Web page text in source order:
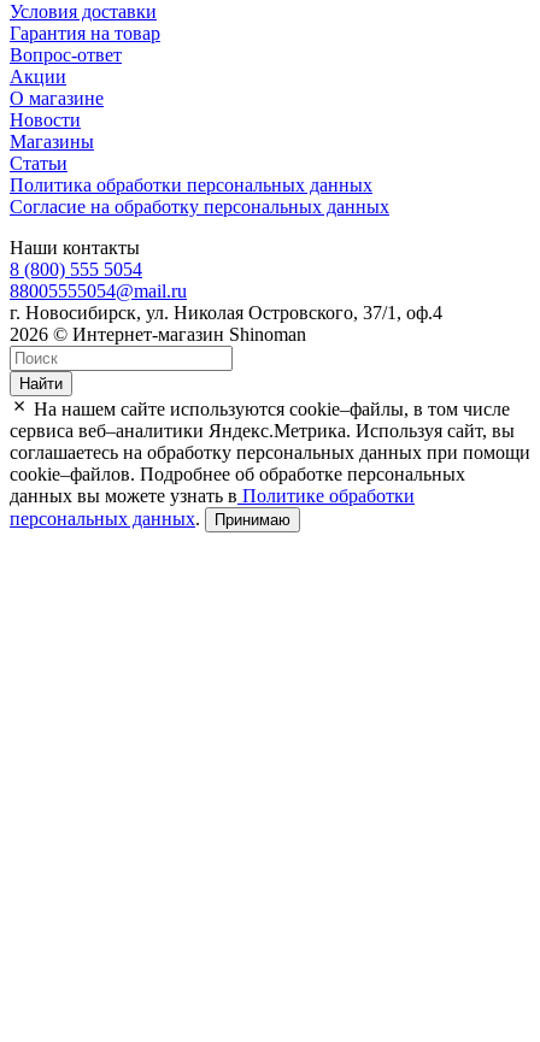
Условия доставки
Гарантия на товар
Вопрос-ответ
Акции
О магазине
Новости
Магазины
Статьи
Политика обработки персональных данных
Согласие на обработку персональных данных
Наши контакты
8 (800) 555 5054
88005555054@mail.ru
г. Новосибирск, ул. Николая Островского, 37/1, оф.4
2026 © Интернет-магазин Shinoman
Найти
На нашем сайте используются cookie–файлы, в том числе
сервиса веб–аналитики Яндекс.Метрика. Используя сайт, вы
соглашаетесь на обработку персональных данных при помощи
cookie–файлов. Подробнее об обработке персональных
данных вы можете узнать в Политике обработки
персональных данных. Принимаю